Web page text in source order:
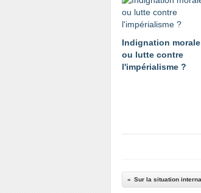
Indignation morale
ou lutte contre
l'impérialisme ?